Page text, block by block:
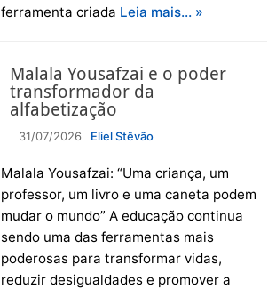
ferramenta criada Leia mais… »
Malala Yousafzai e o poder
transformador da
alfabetização
31/07/2026 Eliel Stêvão
Malala Yousafzai: “Uma criança, um
professor, um livro e uma caneta podem
mudar o mundo” A educação continua
sendo uma das ferramentas mais
poderosas para transformar vidas,
reduzir desigualdades e promover a